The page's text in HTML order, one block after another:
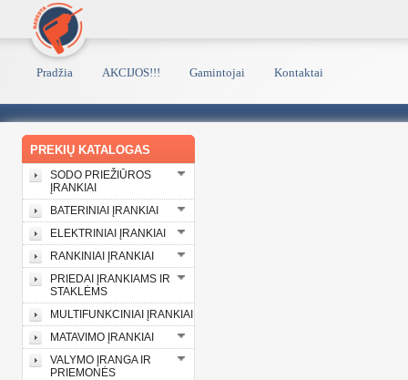
Pradžia AKCIJOS!!! Gamintojai Kontaktai
PREKIŲ KATALOGAS
SODO PRIEŽIŪROS
ĮRANKIAI
BATERINIAI ĮRANKIAI
ELEKTRINIAI ĮRANKIAI
RANKINIAI ĮRANKIAI
PRIEDAI ĮRANKIAMS IR
STAKLĖMS
MULTIFUNKCINIAI ĮRANKIAI
MATAVIMO ĮRANKIAI
VALYMO ĮRANGA IR
PRIEMONĖS